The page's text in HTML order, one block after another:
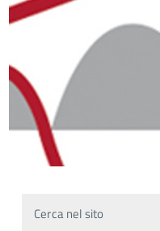
Cerca nel sito